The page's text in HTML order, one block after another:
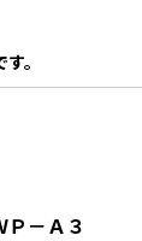
。
Ｐ－Ａ３